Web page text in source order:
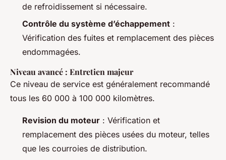
de refroidissement si nécessaire.
Contrôle du système d’échappement :
Vérification des fuites et remplacement des pièces
endommagées.
Niveau avancé : Entretien majeur
Ce niveau de service est généralement recommandé
tous les 60 000 à 100 000 kilomètres.
Revision du moteur : Vérification et
remplacement des pièces usées du moteur, telles
que les courroies de distribution.